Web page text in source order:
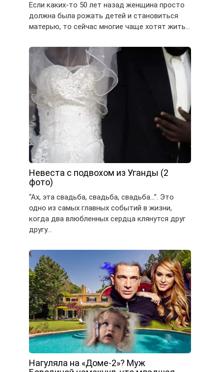
Если каких-то 50 лет назад женщина просто
должна была рожать детей и становиться
матерью, то сейчас многие чаще хотят жить…
Невеста с подвохом из Уганды (2
фото)
“Ах, эта свадьба, свадьба, свадьба…”. Это
одно из самых главных событий в жизни,
когда два влюбленных сердца клянутся друг
другу…
Нагуляла на «Доме-2»? Муж